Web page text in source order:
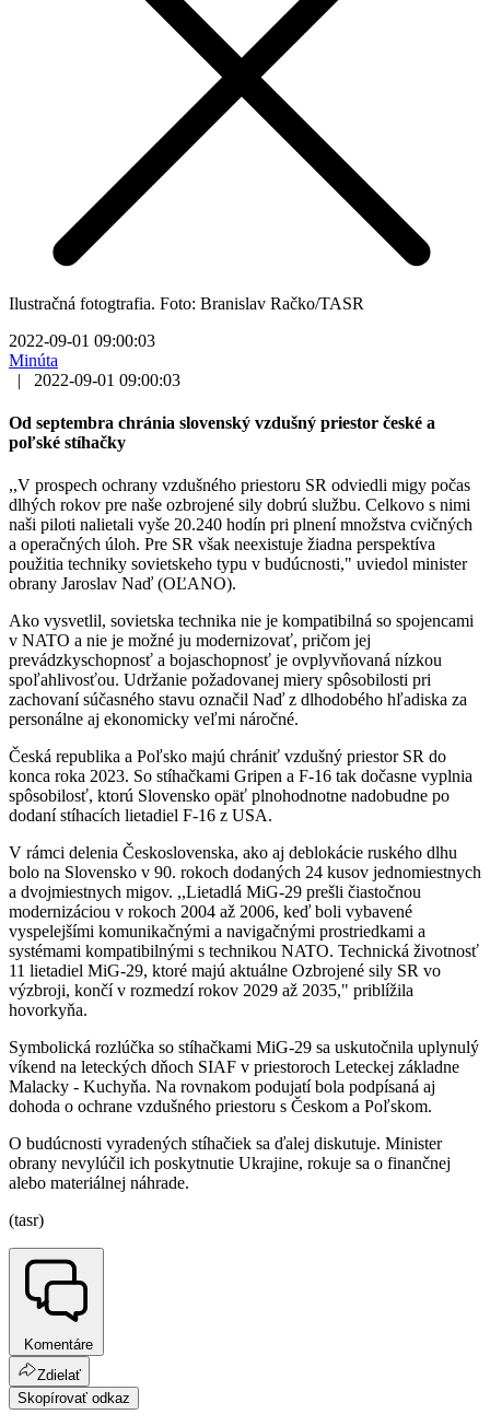
Ilustračná fotogtrafia. Foto: Branislav Račko/TASR
2022-09-01 09:00:03
Minúta
|
2022-09-01 09:00:03
Od septembra chránia slovenský vzdušný priestor české a
poľské stíhačky
,,V prospech ochrany vzdušného priestoru SR odviedli migy počas
dlhých rokov pre naše ozbrojené sily dobrú službu. Celkovo s nimi
naši piloti nalietali vyše 20.240 hodín pri plnení množstva cvičných
a operačných úloh. Pre SR však neexistuje žiadna perspektíva
použitia techniky sovietskeho typu v budúcnosti," uviedol minister
obrany Jaroslav Naď (OĽANO).
Ako vysvetlil, sovietska technika nie je kompatibilná so spojencami
v NATO a nie je možné ju modernizovať, pričom jej
prevádzkyschopnosť a bojaschopnosť je ovplyvňovaná nízkou
spoľahlivosťou. Udržanie požadovanej miery spôsobilosti pri
zachovaní súčasného stavu označil Naď z dlhodobého hľadiska za
personálne aj ekonomicky veľmi náročné.
Česká republika a Poľsko majú chrániť vzdušný priestor SR do
konca roka 2023. So stíhačkami Gripen a F-16 tak dočasne vyplnia
spôsobilosť, ktorú Slovensko opäť plnohodnotne nadobudne po
dodaní stíhacích lietadiel F-16 z USA.
V rámci delenia Československa, ako aj deblokácie ruského dlhu
bolo na Slovensko v 90. rokoch dodaných 24 kusov jednomiestnych
a dvojmiestnych migov. ,,Lietadlá MiG-29 prešli čiastočnou
modernizáciou v rokoch 2004 až 2006, keď boli vybavené
vyspelejšími komunikačnými a navigačnými prostriedkami a
systémami kompatibilnými s technikou NATO. Technická životnosť
11 lietadiel MiG-29, ktoré majú aktuálne Ozbrojené sily SR vo
výzbroji, končí v rozmedzí rokov 2029 až 2035," priblížila
hovorkyňa.
Symbolická rozlúčka so stíhačkami MiG-29 sa uskutočnila uplynulý
víkend na leteckých dňoch SIAF v priestoroch Leteckej základne
Malacky - Kuchyňa. Na rovnakom podujatí bola podpísaná aj
dohoda o ochrane vzdušného priestoru s Českom a Poľskom.
O budúcnosti vyradených stíhačiek sa ďalej diskutuje. Minister
obrany nevylúčil ich poskytnutie Ukrajine, rokuje sa o finančnej
alebo materiálnej náhrade.
(tasr)
Komentáre
Zdielať
Skopírovať odkaz